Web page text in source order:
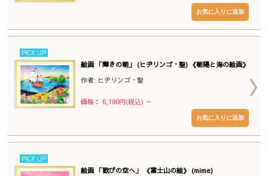
PICK UP
絵画 「輝きの朝」 (ヒヂリンゴ・聖) 《朝陽と海の絵画》
作者: ヒヂリンゴ・聖
価格： 6,180円(税込) ～
PICK UP
絵画 「歓びの空へ」 《富士山の絵》 (mime)